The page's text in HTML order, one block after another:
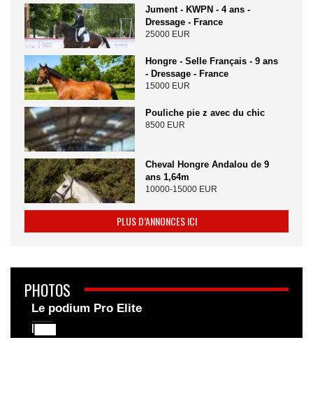
Jument - KWPN - 4 ans -
Dressage - France
25000 EUR
Hongre - Selle Français - 9 ans
- Dressage - France
15000 EUR
Pouliche pie z avec du chic
8500 EUR
Cheval Hongre Andalou de 9
ans 1,64m
10000-15000 EUR
PLUS D’ANNONCES ICI
PHOTOS
Le podium Pro Elite